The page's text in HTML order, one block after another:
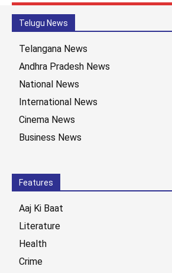
Telugu News
Telangana News
Andhra Pradesh News
National News
International News
Cinema News
Business News
Features
Aaj Ki Baat
Literature
Health
Crime